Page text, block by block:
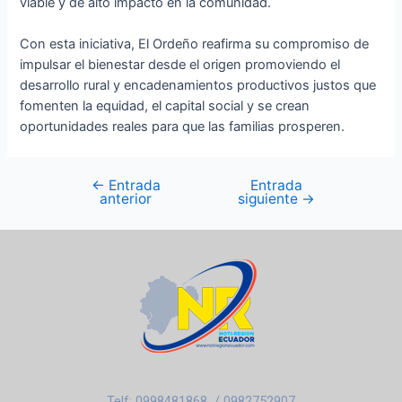
Con esta iniciativa, El Ordeño reafirma su compromiso de
impulsar el bienestar desde el origen promoviendo el
desarrollo rural y encadenamientos productivos justos que
fomenten la equidad, el capital social y se crean
oportunidades reales para que las familias prosperen.
← Entrada
anterior
Entrada
siguiente →